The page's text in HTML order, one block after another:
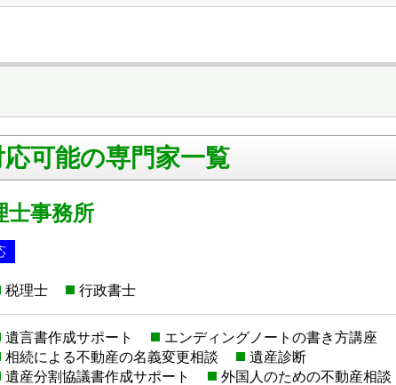
可能の専門家一覧
士事務所
税理士 行政書士
遺言書作成サポート
エンディングノートの書き方講座
相続による不動産の名義変更相談
遺産診断
遺産分割協議書作成サポート
外国人のための不動産相談